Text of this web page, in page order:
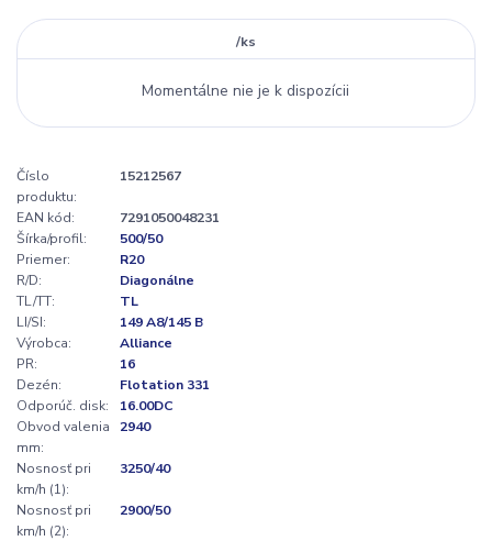
/ks
Momentálne nie je k dispozícii
Číslo
produktu:
15212567
EAN kód:
7291050048231
Šírka/profil:
500/50
Priemer:
R20
R/D:
Diagonálne
TL/TT:
TL
LI/SI:
149 A8/145 B
Výrobca:
Alliance
PR:
16
Dezén:
Flotation 331
Odporúč. disk:
16.00DC
Obvod valenia
mm:
2940
Nosnosť pri
km/h (1):
3250/40
Nosnosť pri
km/h (2):
2900/50